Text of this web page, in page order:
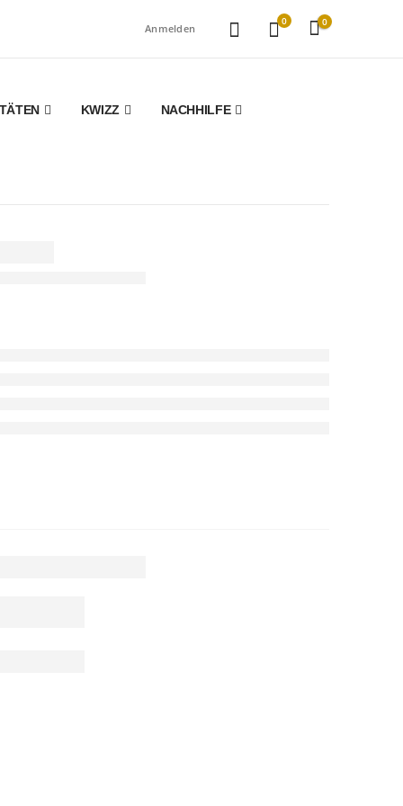
Anmelden
0 0
KWIZZ NACHHILFE